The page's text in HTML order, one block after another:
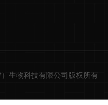
生物科技有限公司版权所有